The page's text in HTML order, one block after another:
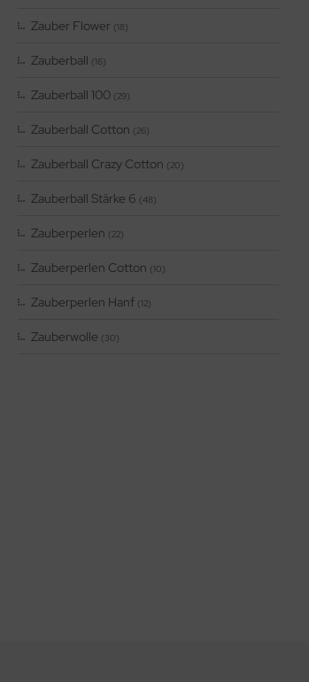
Zauber Flower (18)
Zauberball (16)
Zauberball 100 (29)
Zauberball Cotton (26)
Zauberball Crazy Cotton (20)
Zauberball Stärke 6 (48)
Zauberperlen (22)
Zauberperlen Cotton (10)
Zauberperlen Hanf (12)
Zauberwolle (30)